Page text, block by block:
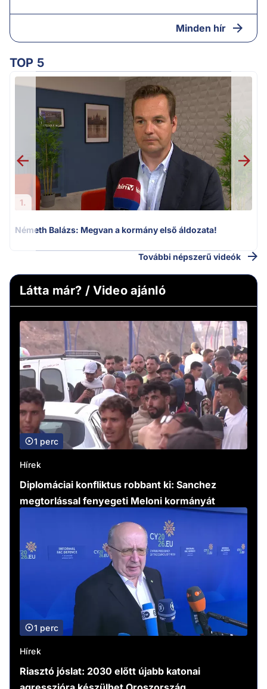
Minden hír
TOP 5
1.
Németh Balázs: Megvan a kormány első áldozata!
További népszerű videók
Látta már? / Video ajánló
1 perc
Hírek
Diplomáciai konfliktus robbant ki: Sanchez
megtorlással fenyegeti Meloni kormányát
1 perc
Hírek
Riasztó jóslat: 2030 előtt újabb katonai